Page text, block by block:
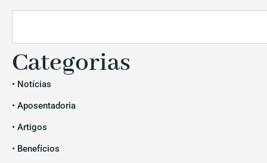
Categorias
• Notícias
• Aposentadoria
• Artigos
• Benefícios